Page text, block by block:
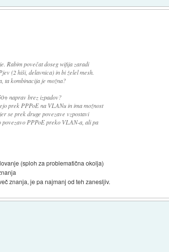
Rabim povečat doseg wifija zaradi
(2 hiši, delavnica) in bi želel mesh.
ta kombinacija je možna?
naprav brez izpadov?
prek PPPoE na VLANu in ima možnost
se prek druge povezave vzpostavi
povezavo PPPoE preko VLAN-a, ali pa
(sploh za problematična okolja)
znanja, je pa najmanj od teh zanesljiv.